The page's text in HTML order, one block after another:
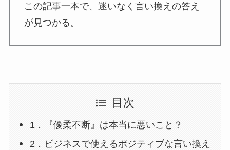
この記事一本で、迷いなく言い換えの答え
が見つかる。
目次
1．『優柔不断』は本当に悪いこと？
2．ビジネスで使えるポジティブな言い換え